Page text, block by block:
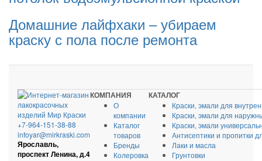
Домашние лайфхаки – убираем
краску с пола после ремонта
+7-964-151-38-88
infoyar@mirkraski.com
Ярославль,
проспект Ленина, д.4
КОМПАНИЯ
О
компании
Каталог
товаров
Бренды
Колеровка
КАТАЛОГ
Краски, эмали для
Краски, эмали для
Краски, эмали
Антисептики и пропитки
Лаки и масла
Грунтовки